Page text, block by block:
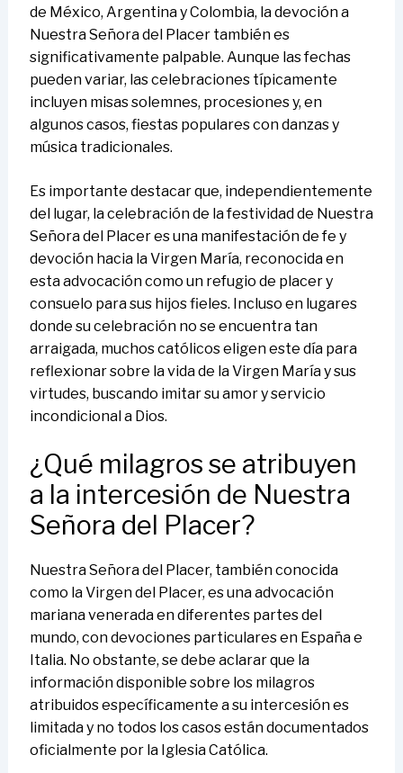
de México, Argentina y Colombia, la devoción a
Nuestra Señora del Placer también es
significativamente palpable. Aunque las fechas
pueden variar, las celebraciones típicamente
incluyen misas solemnes, procesiones y, en
algunos casos, fiestas populares con danzas y
música tradicionales.
Es importante destacar que, independientemente
del lugar, la celebración de la festividad de Nuestra
Señora del Placer es una manifestación de fe y
devoción hacia la Virgen María, reconocida en
esta advocación como un refugio de placer y
consuelo para sus hijos fieles. Incluso en lugares
donde su celebración no se encuentra tan
arraigada, muchos católicos eligen este día para
reflexionar sobre la vida de la Virgen María y sus
virtudes, buscando imitar su amor y servicio
incondicional a Dios.
¿Qué milagros se atribuyen
a la intercesión de Nuestra
Señora del Placer?
Nuestra Señora del Placer, también conocida
como la Virgen del Placer, es una advocación
mariana venerada en diferentes partes del
mundo, con devociones particulares en España e
Italia. No obstante, se debe aclarar que la
información disponible sobre los milagros
atribuidos específicamente a su intercesión es
limitada y no todos los casos están documentados
oficialmente por la Iglesia Católica.